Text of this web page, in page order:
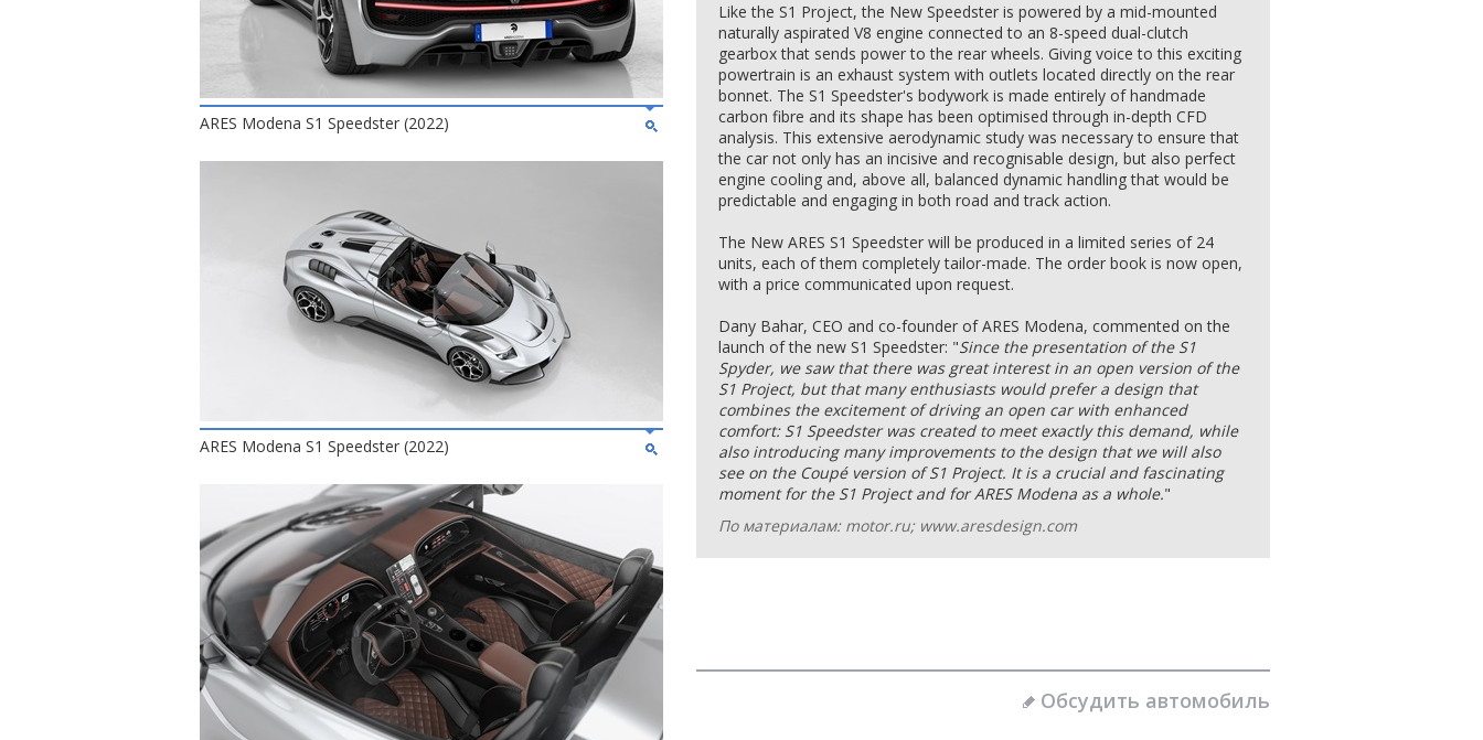
ARES Modena S1 Speedster (2022)
ARES Modena S1 Speedster (2022)
Like the S1 Project, the New Speedster is powered by a mid-mounted
naturally aspirated V8 engine connected to an 8-speed dual-clutch
gearbox that sends power to the rear wheels. Giving voice to this exciting
powertrain is an exhaust system with outlets located directly on the rear
bonnet. The S1 Speedster's bodywork is made entirely of handmade
carbon fibre and its shape has been optimised through in-depth CFD
analysis. This extensive aerodynamic study was necessary to ensure that
the car not only has an incisive and recognisable design, but also perfect
engine cooling and, above all, balanced dynamic handling that would be
predictable and engaging in both road and track action.
The New ARES S1 Speedster will be produced in a limited series of 24
units, each of them completely tailor-made. The order book is now open,
with a price communicated upon request.
Dany Bahar, CEO and co-founder of ARES Modena, commented on the
launch of the new S1 Speedster: "Since the presentation of the S1
Spyder, we saw that there was great interest in an open version of the
S1 Project, but that many enthusiasts would prefer a design that
combines the excitement of driving an open car with enhanced
comfort: S1 Speedster was created to meet exactly this demand, while
also introducing many improvements to the design that we will also
see on the Coupé version of S1 Project. It is a crucial and fascinating
moment for the S1 Project and for ARES Modena as a whole."
По материалам: motor.ru; www.aresdesign.com
Обсудить автомобиль